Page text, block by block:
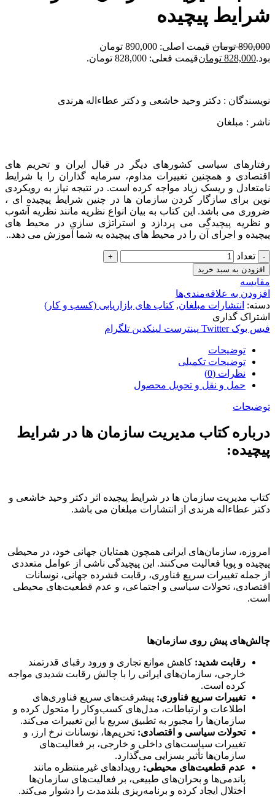
شرایط پیچیده
890,000 تومان
قیمت اصلی: 890,000 تومان
بود.828,000 تومانقیمت فعلی: 828,000 تومان.
نویسندگان : دکتر وحید خاشعی و دکتر عطاءاله هرندی
ناشر : مبلغان
رفتارهای سیاسی کشورهای دیگر در قبال ایران و تحریم های
اقتصادی و همچنین تغییرات مداوم، سرمایه گذاران را با شرایط
نامتعادل و ریسک زیاد مواجه کرده است. در نتیجه نیاز به رویکردی
نوین برای سازگار کردن سازمان ها در چنین شرایط پیچیده ای ،
ضروری می باشد. این کتاب به بیان انواع نظریه مانند نظریه آشوب
و نظریه پیچیدگی می پردازد و استراتژی سازی در محیط های
پیچیده و اجرای آن را در محیط های پیچیده به شما آموزش می دهد..
تعداد
افزودن به سبد خرید
مقایسه
افزودن به علاقه‌مندی‌ها
دسته: انتشارات مبلغان, کتاب های بازاریابی (کسب و کار)
اشتراک گذاری
فیس بوک Twitter پینترست لینکدین تلگرام
توضیحات
توضیحات تکمیلی
نظرات (0)
حمل و نقل و تحویل محصول
توضیحات
درباره کتاب مدیریت سازمان ها در شرایط
پیچیده:
کتاب مدیریت سازمان ها در شرایط پیچیده اثر دکتر وحید خاشعی و
دکتر عطاءاله هرندی از انتشارات مبلغان می باشد.
امروزه، سازمان‌های ایرانی همچون همتایان جهانی خود، در محیطی
پیچیده و پویا فعالیت می‌کنند. این پیچیدگی ناشی از عوامل متعددی
از جمله تغییرات سریع فناوری، رقابت فشرده جهانی، نوسانات
اقتصادی، تحولات سیاسی و اجتماعی، و عدم قطعیت‌های محیطی
است.
چالش‌های پیش روی سازمان‌ها
رقابت شدید: کاهش موانع تجاری و ورود رقبای قدرتمند
خارجی، سازمان‌های ایرانی را با چالش رقابت شدیدی مواجه
کرده است.
تغییرات سریع فناوری: پیشرفت‌های سریع فناوری‌های
اطلاعات و ارتباطات، مدل‌های کسب‌وکار را متحول کرده و
سازمان‌ها را مجبور به تطبیق سریع با این تغییرات می‌کند.
تحولات سیاسی و اقتصادی: تحریم‌ها، نوسانات نرخ ارز، و
تغییرات سیاست‌های داخلی و خارجی، بر فعالیت‌های
سازمان‌ها تأثیر بسزایی می‌گذارد.
عدم قطعیت‌های محیطی: رویدادهای غیرمنتظره مانند
پاندمی‌ها و بحران‌های طبیعی، بر فعالیت‌های سازمان‌ها
اختلال ایجاد کرده و برنامه‌ریزی بلندمدت را دشوار می‌کند.